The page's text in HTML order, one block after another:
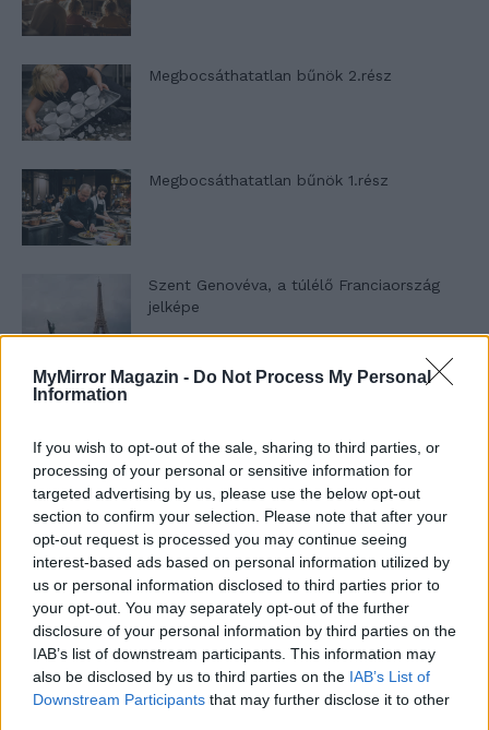
MyMirror Magazin - Do Not Process My Personal
Information
If you wish to opt-out of the sale, sharing to third parties, or
processing of your personal or sensitive information for
targeted advertising by us, please use the below opt-out
section to confirm your selection. Please note that after your
opt-out request is processed you may continue seeing
interest-based ads based on personal information utilized by
us or personal information disclosed to third parties prior to
your opt-out. You may separately opt-out of the further
disclosure of your personal information by third parties on the
IAB’s list of downstream participants. This information may
also be disclosed by us to third parties on the IAB’s List of
Downstream Participants that may further disclose it to other
Megbocsáthatatlan bűnök 2.rész
Megbocsáthatatlan bűnök 1.rész
Szent Genovéva, a túlélő Franciaország
jelképe
Minka 11. rész
T. szereti a fiatal lányokat 14. rész
Pedig szóltam… – Miért nem hiszünk a